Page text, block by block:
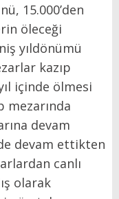
15.000’den
öleceği
yıldönümü
kazıp
içinde ölmesi
devam
devam ettikten
canlı
olarak